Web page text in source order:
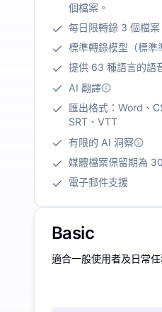
個檔案。
每日限轉錄 3 個檔案
標準轉錄模型（標準
提供 63 種語言的語
AI 翻譯
匯出格式：Word、
SRT、VTT
有限的 AI 洞察
媒體檔案保留期為
電子郵件支援
Basic
適合一般使用者及日常任